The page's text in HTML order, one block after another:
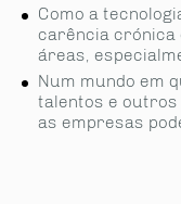
Como a
carência crónica
áreas,
Num mundo em
talentos e outros
as empresas